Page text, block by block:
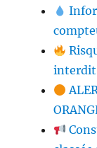
interdit